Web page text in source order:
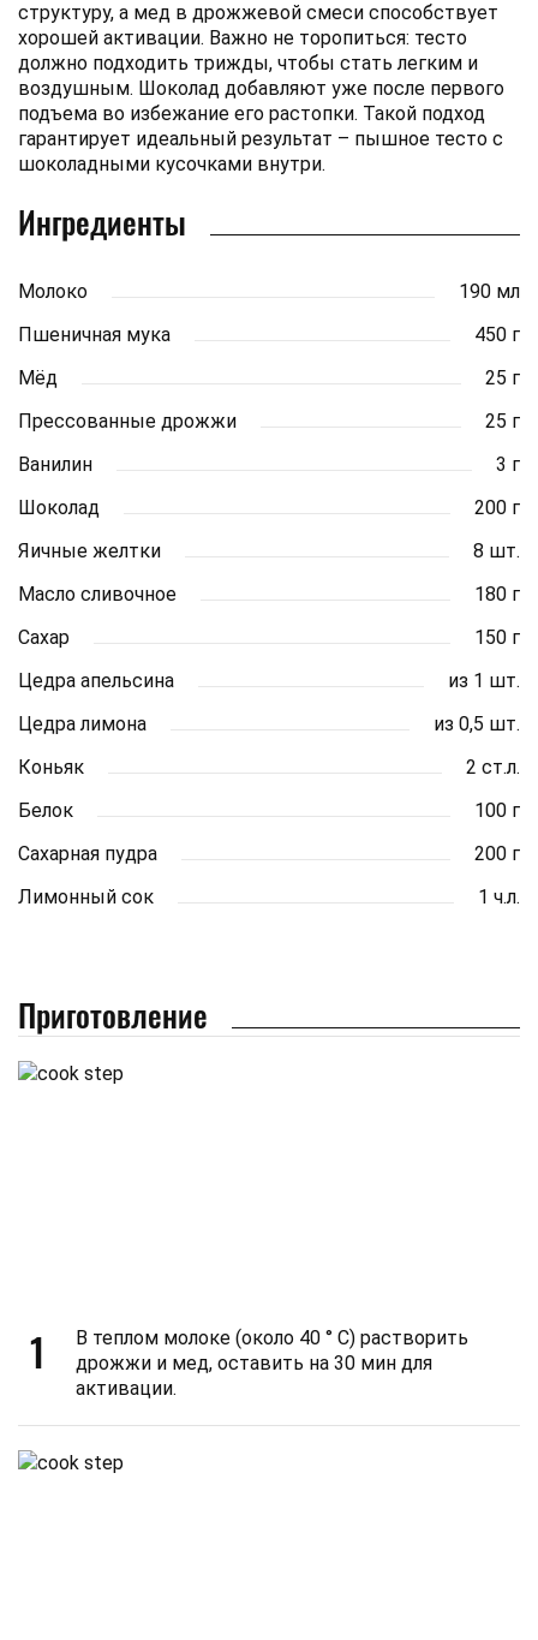
структуру, а мед в дрожжевой смеси способствует
хорошей активации. Важно не торопиться: тесто
должно подходить трижды, чтобы стать легким и
воздушным. Шоколад добавляют уже после первого
подъема во избежание его растопки. Такой подход
гарантирует идеальный результат – пышное тесто с
шоколадными кусочками внутри.
Ингредиенты
Молоко
190 мл
Пшеничная мука
450 г
Мёд
25 г
Прессованные дрожжи
25 г
Ванилин
3 г
Шоколад
200 г
Яичные желтки
8 шт.
Масло сливочное
180 г
Сахар
150 г
Цедра апельсина
из 1 шт.
Цедра лимона
из 0,5 шт.
Коньяк
2 ст.л.
Белок
100 г
Сахарная пудра
200 г
Лимонный сок
1 ч.л.
Приготовление
1
В теплом молоке (около 40 ° C) растворить
дрожжи и мед, оставить на 30 мин для
активации.